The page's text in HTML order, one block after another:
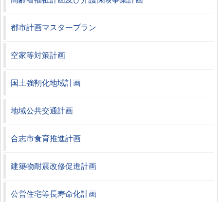
都市計画マスタープラン
空家等対策計画
国土強靭化地域計画
地域公共交通計画
合志市食育推進計画
建築物耐震改修促進計画
公営住宅等長寿命化計画